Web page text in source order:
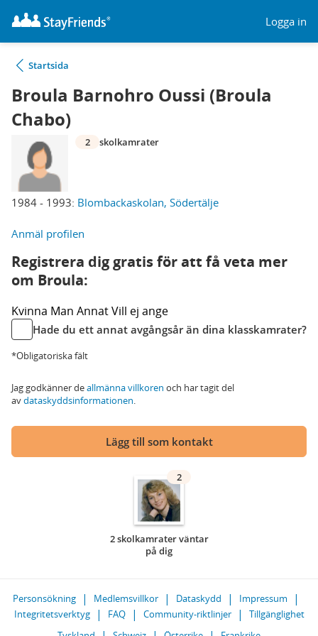
Logga in
Startsida
Broula Barnohro Oussi (Broula
Chabo)
1984 - 1993: Blombackaskolan, Södertälje
2 skolkamrater
Anmäl profilen
Registrera dig gratis för att få veta mer
om Broula:
Kvinna Man AnnatVill ej ange
Hade du ett annat avgångsår än dina klasskamrater?
*Obligatoriska fält
Jag godkänner deallmänna villkoren och har tagit del
avdataskyddsinformationen.
Lägg till som kontakt
2
2 skolkamrater väntar
på dig
Personsökning Medlemsvillkor Dataskydd
Impressum
Integritetsverktyg
FAQ Community-riktlinjer
Tillgänglighet